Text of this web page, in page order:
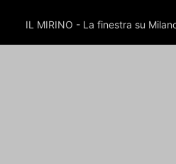
IL MIRINO - La finestra su